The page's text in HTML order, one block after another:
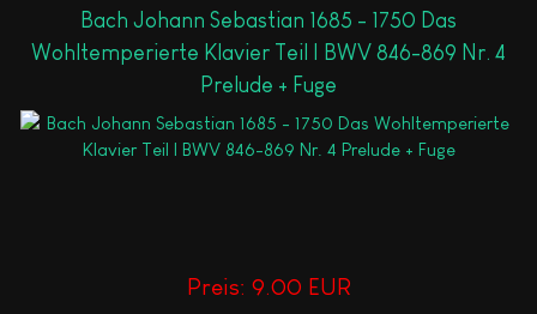
Bach Johann Sebastian 1685 - 1750 Das
Wohltemperierte Klavier Teil I BWV 846-869 Nr. 4
Prelude + Fuge
Preis: 9.00 EUR